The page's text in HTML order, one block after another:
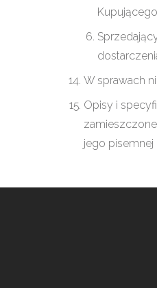
W sprawach
Opisy i
jego pisemnej